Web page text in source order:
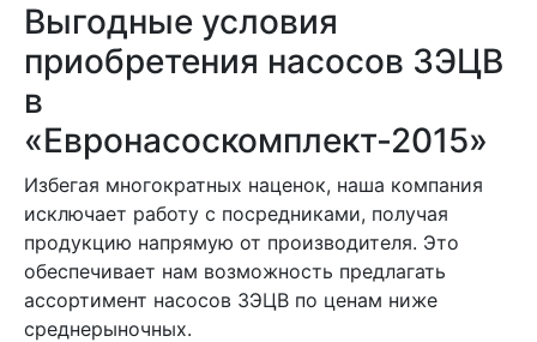
Выгодные условия
приобретения насосов 3ЭЦВ
в
«Евронасоскомплект-2015»
Избегая многократных наценок, наша компания
исключает работу с посредниками, получая
продукцию напрямую от производителя. Это
обеспечивает нам возможность предлагать
ассортимент насосов 3ЭЦВ по ценам ниже
среднерыночных.